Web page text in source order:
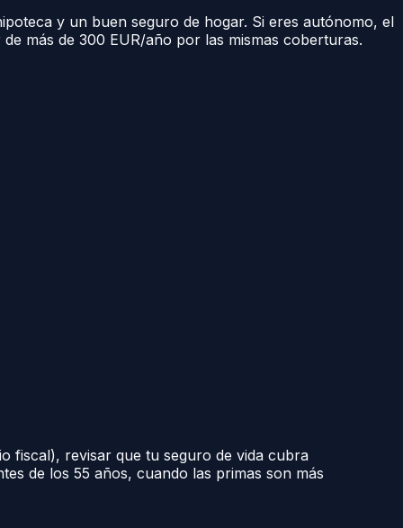
y un buen seguro de hogar. Si eres autónomo, el
más de 300 EUR/año por las mismas coberturas.
fiscal), revisar que tu seguro de vida cubra
de los 55 años, cuando las primas son más